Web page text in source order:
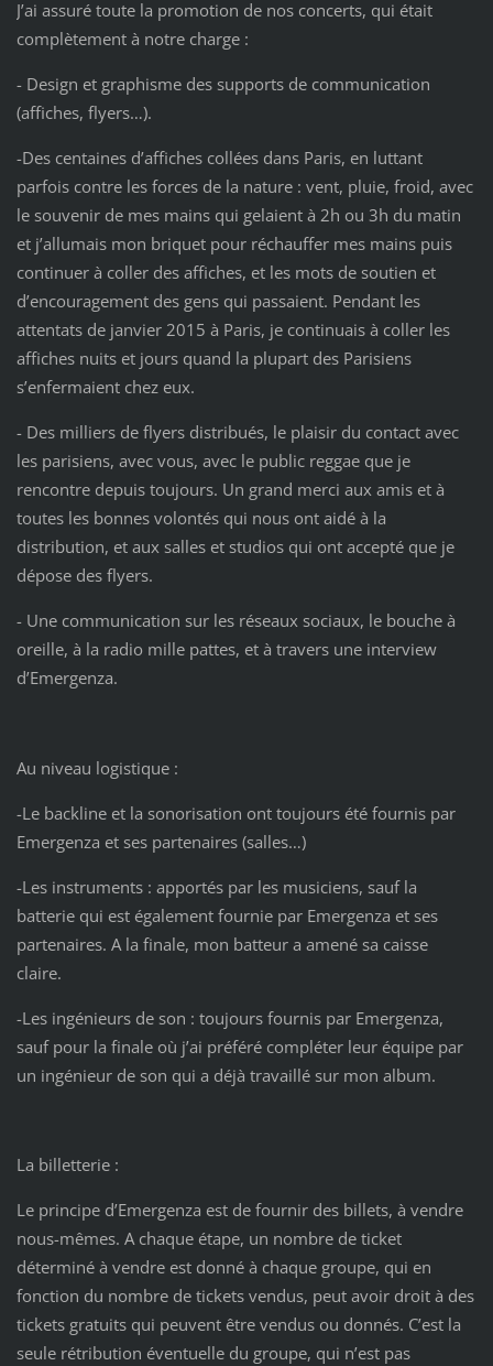
J’ai assuré toute la promotion de nos concerts, qui était
complètement à notre charge :
- Design et graphisme des supports de communication
(affiches, flyers…).
-Des centaines d’affiches collées dans Paris, en luttant
parfois contre les forces de la nature : vent, pluie, froid, avec
le souvenir de mes mains qui gelaient à 2h ou 3h du matin
et j’allumais mon briquet pour réchauffer mes mains puis
continuer à coller des affiches, et les mots de soutien et
d’encouragement des gens qui passaient. Pendant les
attentats de janvier 2015 à Paris, je continuais à coller les
affiches nuits et jours quand la plupart des Parisiens
s’enfermaient chez eux.
- Des milliers de flyers distribués, le plaisir du contact avec
les parisiens, avec vous, avec le public reggae que je
rencontre depuis toujours. Un grand merci aux amis et à
toutes les bonnes volontés qui nous ont aidé à la
distribution, et aux salles et studios qui ont accepté que je
dépose des flyers.
- Une communication sur les réseaux sociaux, le bouche à
oreille, à la radio mille pattes, et à travers une interview
d’Emergenza.
Au niveau logistique :
-Le backline et la sonorisation ont toujours été fournis par
Emergenza et ses partenaires (salles…)
-Les instruments : apportés par les musiciens, sauf la
batterie qui est également fournie par Emergenza et ses
partenaires. A la finale, mon batteur a amené sa caisse
claire.
-Les ingénieurs de son : toujours fournis par Emergenza,
sauf pour la finale où j’ai préféré compléter leur équipe par
un ingénieur de son qui a déjà travaillé sur mon album.
La billetterie :
Le principe d’Emergenza est de fournir des billets, à vendre
nous-mêmes. A chaque étape, un nombre de ticket
déterminé à vendre est donné à chaque groupe, qui en
fonction du nombre de tickets vendus, peut avoir droit à des
tickets gratuits qui peuvent être vendus ou donnés. C’est la
seule rétribution éventuelle du groupe, qui n’est pas